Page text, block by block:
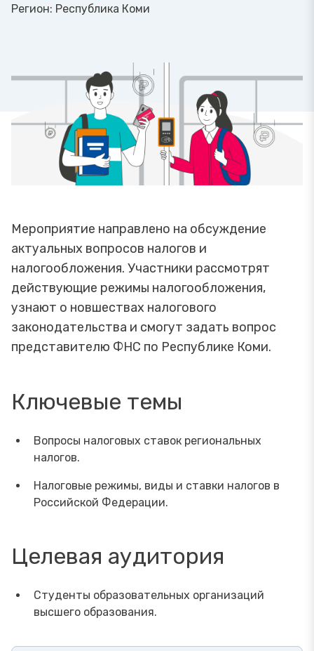
Регион: Республика Коми
Мероприятие направлено на обсуждение
актуальных вопросов налогов и
налогообложения. Участники рассмотрят
действующие режимы налогообложения,
узнают о новшествах налогового
законодательства и смогут задать вопрос
представителю ФНС по Республике Коми.
Ключевые темы
Вопросы налоговых ставок региональных
налогов.
Налоговые режимы, виды и ставки налогов в
Российской Федерации.
Целевая аудитория
Студенты образовательных организаций
высшего образования.